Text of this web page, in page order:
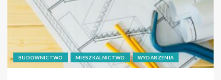
BUDOWNICTWO MIESZKALNICTWO WYDARZENIA